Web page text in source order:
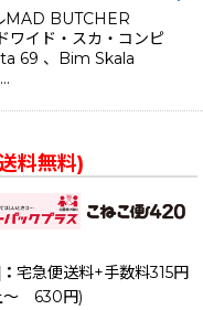
MAD BUTCHER
ワイド・スカ・コンピ
69 、Bim Skala
料無料)
宅急便送料+手数料315円
～ 630円)